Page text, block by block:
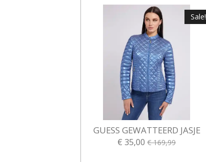
Sale!
GUESS GEWATTEERD JASJE
€ 35,00 € 169,99